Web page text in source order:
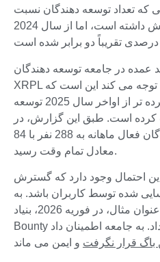
که تعداد توسعه دهندگان نسبت
به سال گذشته 10 درصد افزایش داشته است، اما از سال 2024
عمده در جامعه توسعه دهندگان
XRPL است. آنچه این موضوع را قابل توجه می کند این است که
صنعت رمزنگاری گسترده تر از اواخر سال 2025 توسعه
کرده است. طبق این گزارش، در
همین حال، تعداد توسعه دهندگان فعال ماهانه به 288 نفر با 84
معادل تمام وقت رسید.
این احتمال وجود دارد که گسترش XRP Ledger به دلیل پاسخ
شده توسط کاربران باشد. به
عنوان مثال، در فوریه 2026، بنیاد XRPL به گزارش برنامه Bug
باگ قرار نگرفت و ایمن می ماند